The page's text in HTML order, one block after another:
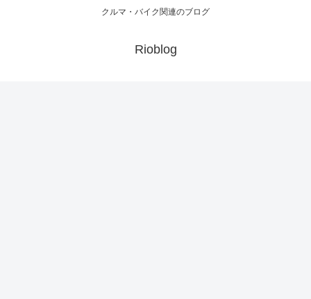
クルマ・バイク関連のブログ
Rioblog